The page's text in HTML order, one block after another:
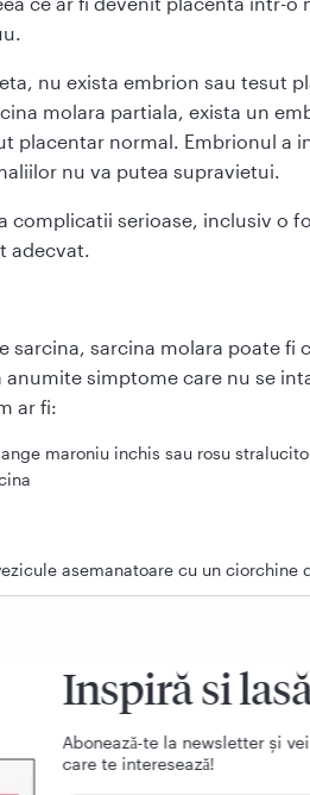
nu exista embrion sau tesut
molara partiala, exista un
placentar normal. Embrionul a
nu va putea supravietui.
complicatii serioase, inclusiv o
adecvat.
sarcina, sarcina molara poate fi
simptome care nu se
ar fi:
maroniu inchis sau rosu
asemanatoare cu un ciorchine
uterul este prea mare comparativ cu
Inspiră si
Aboneazǎ-te la newsletter și
care te intereseazǎ!